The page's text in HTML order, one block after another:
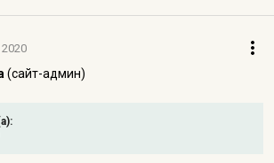
(сайт-админ)